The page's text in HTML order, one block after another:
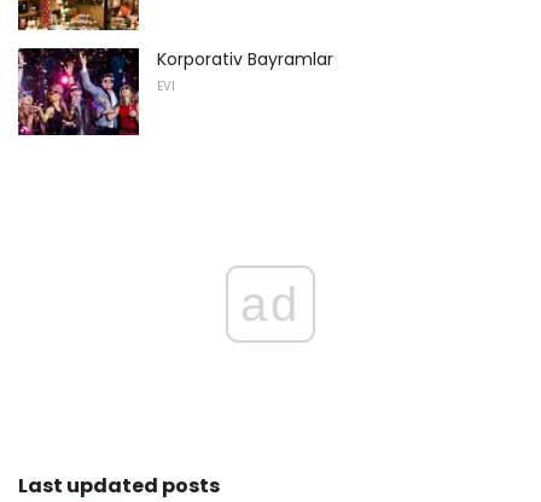
Korporativ Bayramlar
EVI
ad
Last updated posts